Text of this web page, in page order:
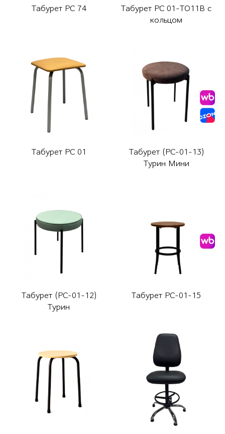
Табурет РС 74
Табурет РС 01-ТО11В с
кольцом
Табурет РС 01
Табурет (РС-01-13)
Турин Мини
Табурет (РС-01-12)
Турин
Табурет РС-01-15